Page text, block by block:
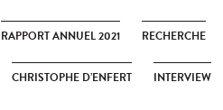
RAPPORT ANNUEL 2021 RECHERCHE
CHRISTOPHE D’ENFERT INTERVIEW